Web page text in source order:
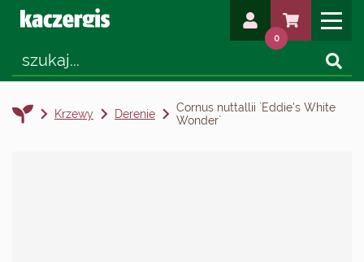
0
Krzewy Derenie
Cornus nuttallii `Eddie's White
Wonder`